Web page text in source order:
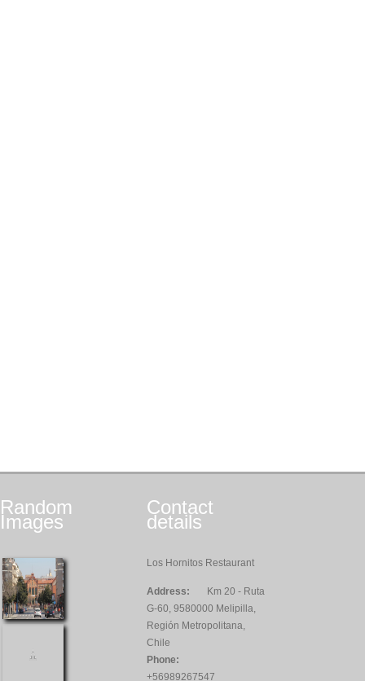
Random
Images
Contact
details
Los Hornitos Restaurant
Address:
Km 20 - Ruta
G-60, 9580000 Melipilla,
Región Metropolitana,
Chile
Phone:
+56989267547